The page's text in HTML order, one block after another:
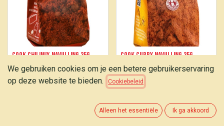
COOK Chilimix navulling 35g
2,80€
COOK Curry navulling 35g
We gebruiken cookies om je een betere gebruikerservaring
op deze website te bieden.
Cookiebeleid
Alleen het essentiële Ik ga akkoord